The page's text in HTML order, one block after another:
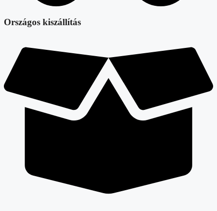
Országos kiszállítás